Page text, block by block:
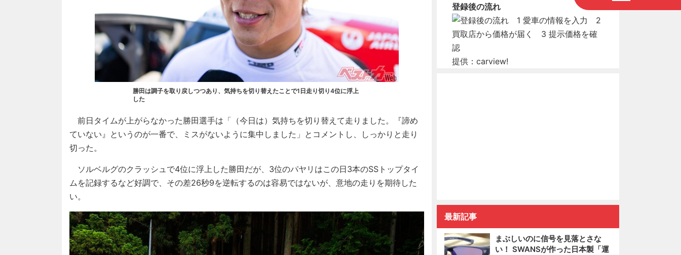
勝田は調子を取り戻しつつあり、気持ちを切り替えたことで1日走り切り4位に浮上
した
前日タイムが上がらなかった勝田選手は「（今日は）気持ちを切り替えて走りました。『諦め
ていない』というのが一番で、ミスがないように集中しました」とコメントし、しっかりと走り
切った。
ソルベルグのクラッシュで4位に浮上した勝田だが、3位のパヤリはこの日3本のSSトップタイ
ムを記録するなど好調で、その差26秒9を逆転するのは容易ではないが、意地の走りを期待した
い。
登録後の流れ
提供：carview!
最新記事
まぶしいのに信号を見落とさな
い！ SWANSが作った日本製「運